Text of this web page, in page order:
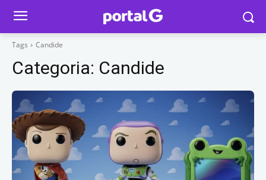
Tags Candide
Categoria: Candide